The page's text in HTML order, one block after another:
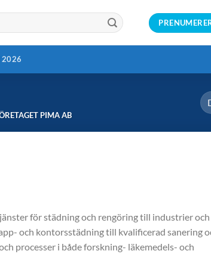
2026
PIMA AB
för städning och rengöring till industrier och
och kontorsstädning till kvalificerad sanering
processer i både forskning- läkemedels- och